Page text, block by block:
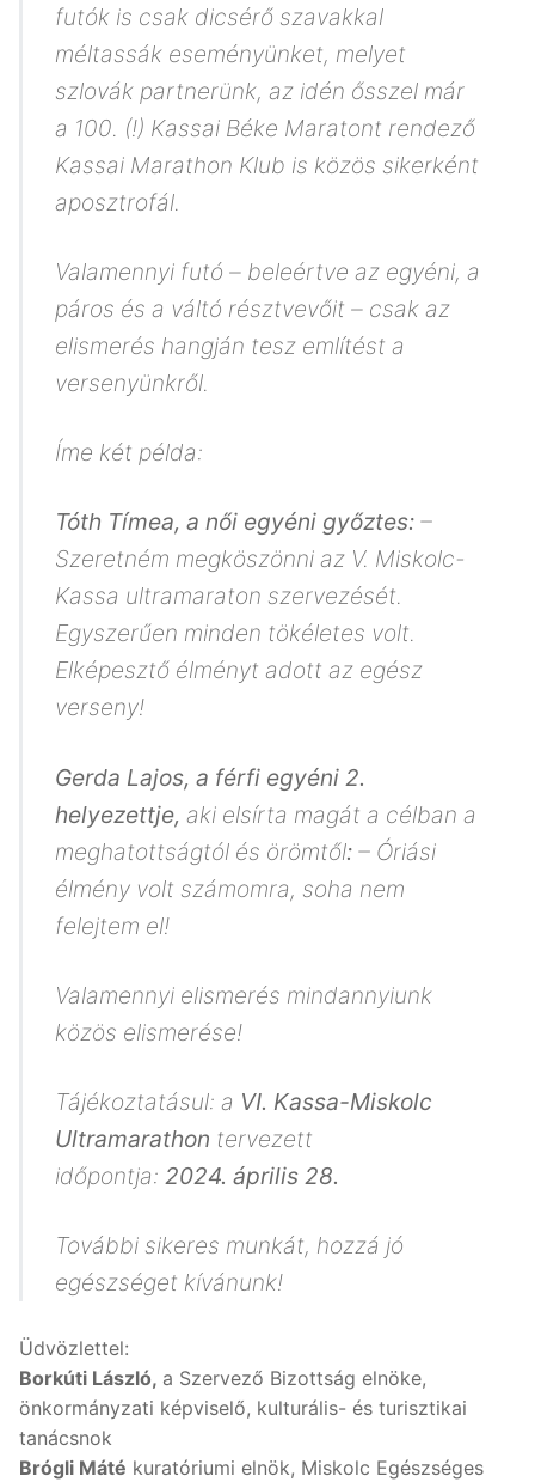
futók is csak dicsérő szavakkal
méltassák eseményünket, melyet
szlovák partnerünk, az idén ősszel már
a 100. (!) Kassai Béke Maratont rendező
Kassai Marathon Klub is közös sikerként
aposztrofál.
Valamennyi futó – beleértve az egyéni, a
páros és a váltó résztvevőit – csak az
elismerés hangján tesz említést a
versenyünkről.
Íme két példa:
Tóth Tímea, a női egyéni győztes: –
Szeretném megköszönni az V. Miskolc-
Kassa ultramaraton szervezését.
Egyszerűen minden tökéletes volt.
Elképesztő élményt adott az egész
verseny!
Gerda Lajos, a férfi egyéni 2.
helyezettje, aki elsírta magát a célban a
meghatottságtól és örömtől: – Óriási
élmény volt számomra, soha nem
felejtem el!
Valamennyi elismerés mindannyiunk
közös elismerése!
Tájékoztatásul: a VI. Kassa-Miskolc
Ultramarathon tervezett
időpontja:2024. április 28.
További sikeres munkát, hozzá jó
egészséget kívánunk!
Üdvözlettel:
Borkúti László, a Szervező Bizottság elnöke,
önkormányzati képviselő, kulturális- és turisztikai
tanácsnok
Brógli Máté kuratóriumi elnök, Miskolc Egészséges